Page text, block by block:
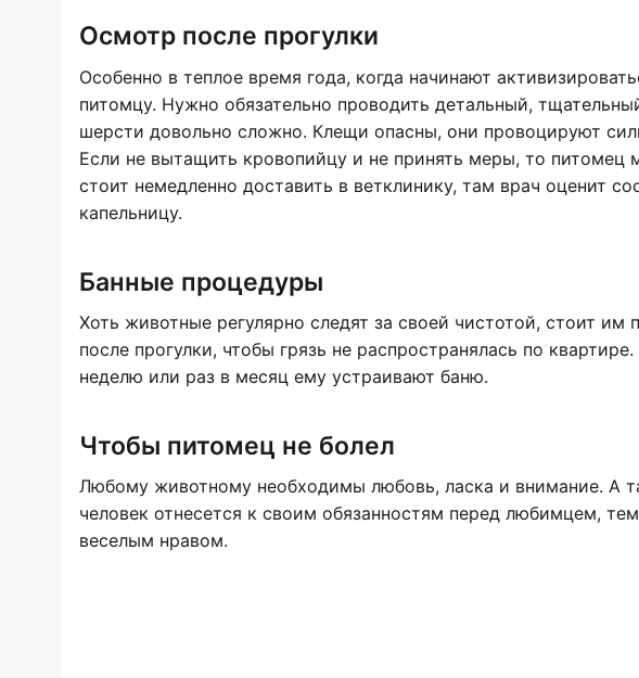
Осмотр после прогулки
Особенно в теплое время года, когда начинают
питомцу. Нужно обязательно проводить детальный,
шерсти довольно сложно. Клещи опасны, они провоцируют
Если не вытащить кровопийцу и не принять меры, то
стоит немедленно доставить в ветклинику, там врач оценит
капельницу.
Банные процедуры
Хоть животные регулярно следят за своей чистотой, стоит
после прогулки, чтобы грязь не распространялась по
неделю или раз в месяц ему устраивают баню.
Чтобы питомец не болел
Любому животному необходимы любовь, ласка и внимание. А
человек отнесется к своим обязанностям перед любимцем,
веселым нравом.